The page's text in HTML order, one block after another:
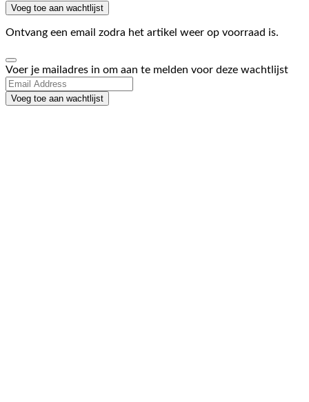
Voeg toe aan wachtlijst
Ontvang een email zodra het artikel weer op voorraad is.
Dismiss
notification
Voer je mailadres in om aan te melden voor deze wachtlijst
Voeg toe aan wachtlijst